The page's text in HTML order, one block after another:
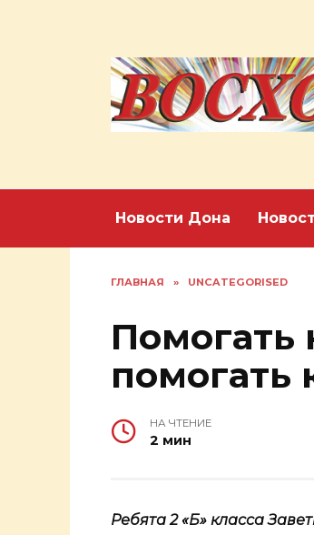
Новости Дона
ГЛАВНАЯ » UNCATEGORISED
Помогать
помогать
НА ЧТЕНИЕ
2 мин
Ребята 2 «Б» класса